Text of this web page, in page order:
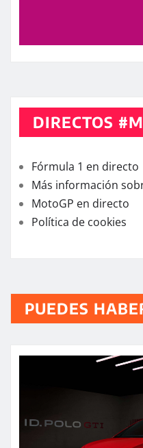
DIRECTOS
Fórmula 1 en directo
Más información
MotoGP en directo
Política de cookies
PUEDES